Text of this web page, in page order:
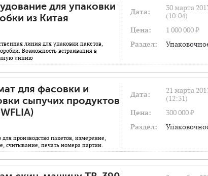
для упаковки
из Китая
линия для упаковки пакетов,
Возможность встраивания в
линию
Дата:
30 марта
(10:04)
Цена:
1 000 000 ₽
Раздел:
для фасовки и
сыпучих продуктов
производство пакетов, измерение,
считывание, печать номера партии.
Дата:
21 марта
(12:31)
Цена:
300 000 ₽
Раздел: